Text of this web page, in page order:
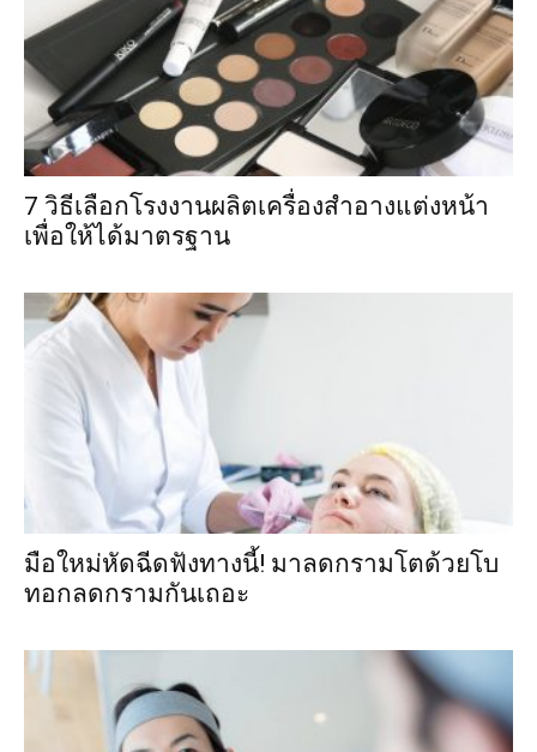
7 วิธีเลือกโรงงานผลิตเครื่องสำอางแต่งหน้า
เพื่อให้ได้มาตรฐาน
มือใหม่หัดฉีดฟังทางนี้! มาลดกรามโตด้วยโบ
ทอกลดกรามกันเถอะ